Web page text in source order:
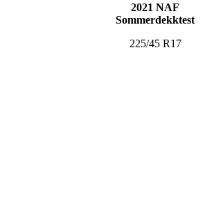
2021 NAF
Sommerdekktest
225/45 R17